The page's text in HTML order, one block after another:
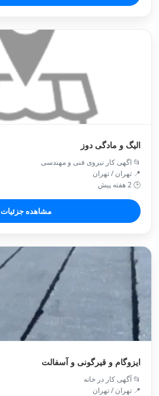
الیگ و مادگی دوز
📂 اگهی کار نیروی فنی و مهندسی
📍 تهران / تهران
🕒 2 هفته پیش
مشاهده جزئیات
ایزوگام و قیرگونی و آسفالت
📂 آگهی کار در خانه
📍 تهران / تهران